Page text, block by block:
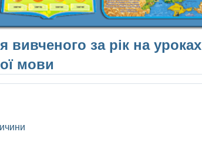
вивченого за рік на уроках
мови